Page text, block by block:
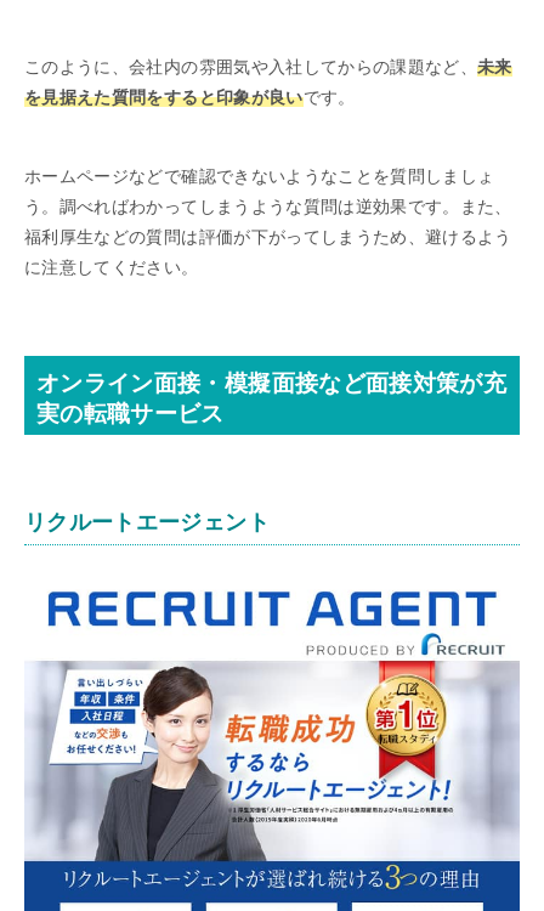
このように、会社内の雰囲気や入社してからの課題など、未来
を見据えた質問をすると印象が良いです。
ホームページなどで確認できないようなことを質問しましょ
う。調べればわかってしまうような質問は逆効果です。また、
福利厚生などの質問は評価が下がってしまうため、避けるよう
に注意してください。
オンライン面接・模擬面接など面接対策が充
実の転職サービス
リクルートエージェント